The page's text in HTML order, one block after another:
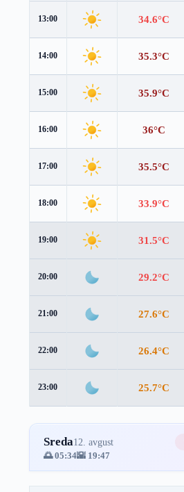
13:00 34.6°C
14:00 35.3°C
15:00 35.9°C
16:00 36°C
17:00 35.5°C
18:00 33.9°C
19:00 31.5°C
20:00 29.2°C
21:00 27.6°C
22:00 26.4°C
23:00 25.7°C
Sreda12. avgust
🌅 05:34🌇 19:47